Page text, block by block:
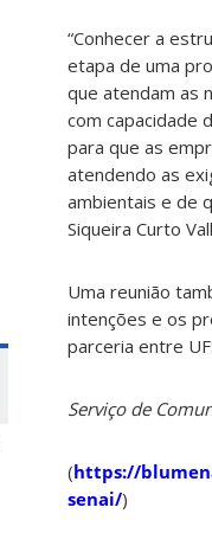
“Conhecer a
etapa de uma
que atendam as
com capacidade
para que as
atendendo as
ambientais e de
Siqueira Curto
Uma reunião
intenções e os
parceria entre
Serviço de
(https://
senai/)